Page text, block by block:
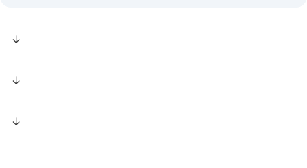
↓
↓
↓